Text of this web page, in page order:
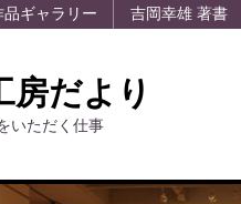
品ギャラリー 吉岡幸雄 著書
房だより
いただく仕事